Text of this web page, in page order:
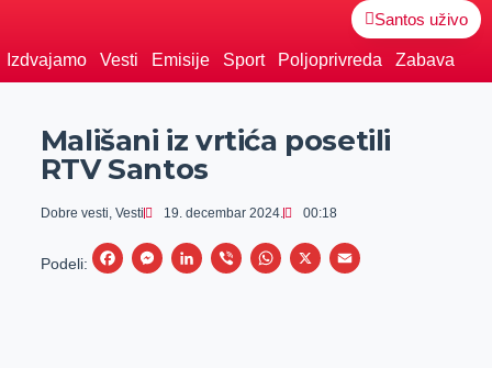
Santos uživo
Izdvajamo Vesti Emisije Sport Poljoprivreda Zabava
Mališani iz vrtića posetili
RTV Santos
Dobre vesti, Vesti 19. decembar 2024. 00:18
Podeli:
F
M
L
V
W
X
E